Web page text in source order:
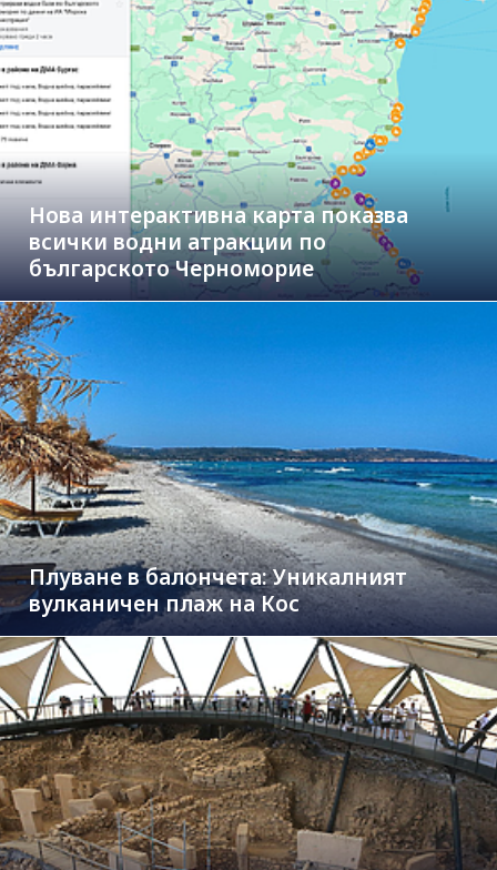
Нова интерактивна карта показва
всички водни атракции по
българското Черноморие
Плуване в балончета: Уникалният
вулканичен плаж на Кос